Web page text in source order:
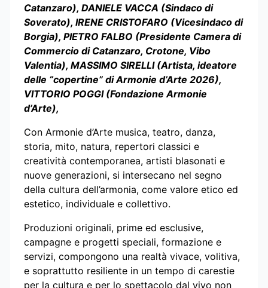
Catanzaro), DANIELE VACCA (Sindaco di
Soverato), IRENE CRISTOFARO (Vicesindaco di
Borgia), PIETRO FALBO (Presidente Camera di
Commercio di Catanzaro, Crotone, Vibo
Valentia), MASSIMO SIRELLI (Artista, ideatore
delle “copertine” di Armonie d’Arte 2026),
VITTORIO POGGI (Fondazione Armonie
d’Arte),
Con Armonie d’Arte musica, teatro, danza,
storia, mito, natura, repertori classici e
creatività contemporanea, artisti blasonati e
nuove generazioni, si intersecano nel segno
della cultura dell’armonia, come valore etico ed
estetico, individuale e collettivo.
Produzioni originali, prime ed esclusive,
campagne e progetti speciali, formazione e
servizi, compongono una realtà vivace, volitiva,
e soprattutto resiliente in un tempo di carestie
per la cultura e per lo spettacolo dal vivo non